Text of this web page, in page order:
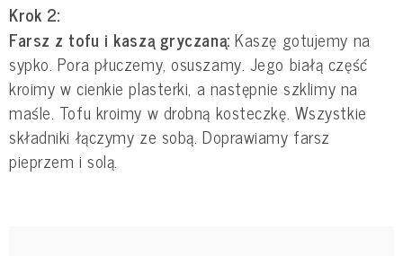
Krok 2:
Farsz z tofu i kaszą gryczaną: Kaszę gotujemy na
sypko. Pora płuczemy, osuszamy. Jego białą część
kroimy w cienkie plasterki, a następnie szklimy na
maśle. Tofu kroimy w drobną kosteczkę. Wszystkie
składniki łączymy ze sobą. Doprawiamy farsz
pieprzem i solą.